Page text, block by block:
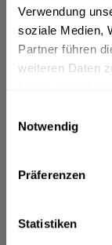
Verwendung
soziale Medien,
Partner führen
weiteren Daten
Notwendig
Präferenzen
Statistiken
In den
Artikel-Nr.:
Beschreibung
mehr
"Clockers Gin
Fragen zum